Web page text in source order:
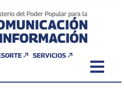
SERVICIOS